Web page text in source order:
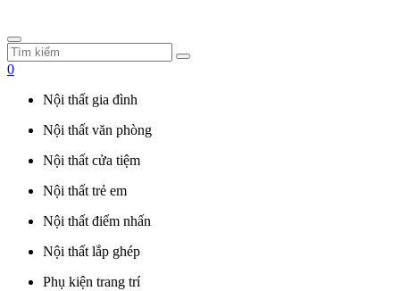
0
Nội thất gia đình
Nội thất văn phòng
Nội thất cửa tiệm
Nội thất trẻ em
Nội thất điểm nhấn
Nội thất lắp ghép
Phụ kiện trang trí